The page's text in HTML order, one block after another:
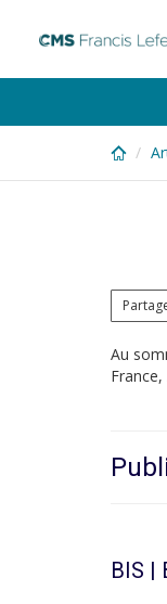
content
Au
France,
BIS |